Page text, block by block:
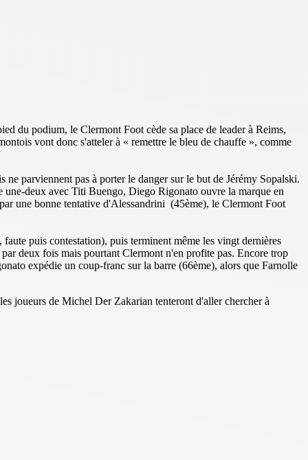
du podium, le Clermont Foot cède sa place de leader à Reims,
vont donc s'atteler à « remettre le bleu de chauffe », comme
parviennent pas à porter le danger sur le but de Jérémy Sopalski.
deux avec Titi Buengo, Diego Rigonato ouvre la marque en
une bonne tentative d'Alessandrini (45ème), le Clermont Foot
puis contestation), puis terminent même les vingt dernières
deux fois mais pourtant Clermont n'en profite pas. Encore trop
expédie un coup-franc sur la barre (66ème), alors que Farnolle
joueurs de Michel Der Zakarian tenteront d'aller chercher à